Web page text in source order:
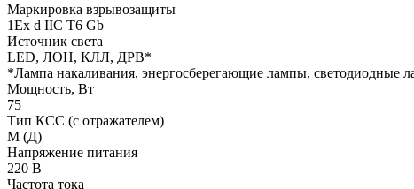
Маркировка взрывозащиты
1Ех d IIC T6 Gb
Источник света
LED, ЛОН, КЛЛ, ДРВ*
*Лампа накаливания, энергосберегающие лампы,
Мощность, Вт
75
Тип КСС (с отражателем)
М (Д)
Напряжение питания
220 В
Частота тока